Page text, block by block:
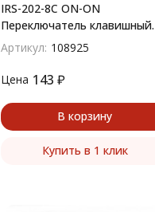
IRS-202-8C ON-ON
Переключатель клавишный
(рокерный)
Артикул: 108925
Цена 143 ₽
В корзину
Купить в 1 клик